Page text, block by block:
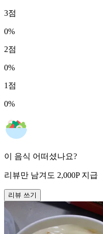
3점
0%
2점
0%
1 점
0%
이 음식 어떠셨나요?
리뷰만 남겨도 2,000P 지급
리뷰 쓰기